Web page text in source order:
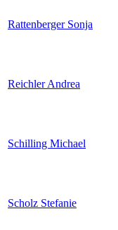
Rattenberger Sonja
Reichler Andrea
Schilling Michael
Scholz Stefanie